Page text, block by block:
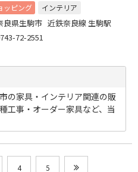
ッピング インテリア
良県生駒市 近鉄奈良線 生駒駅
72-2551
の家具・インテリア関連の販
工事・オーダー家具など、当
4 5